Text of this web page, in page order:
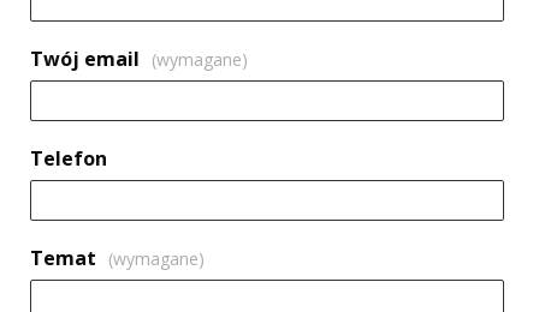
Twój email (wymagane)
Telefon
Temat (wymagane)